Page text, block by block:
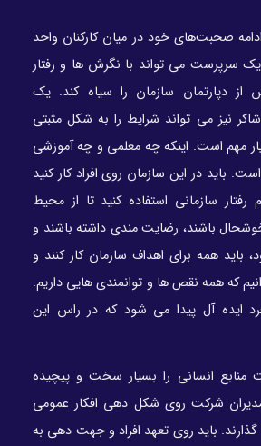
صحبت‌های خود در میان کارکنان واحد
سرپرست می تواند با نگرش ها و رفتار
دپارتمان سازمان را سیاه کند. یک
نیز می تواند شرایط را به شکل مثبتی
مهم است. اینکه چه معلمی و چه آموزشی
باید در این سازمان روی افراد کار کنید
رفتار سازمانی استفاده کنید تا از محیط
باشند، رضایت مندی داشته باشند و
باید همه برای اهداف سازمان کار کنند و
که همه نقص ها و توانمندی هایی داریم.
ایده آل پیدا می شود که در راس این
منابع انسانی را بسیار سخت و پیچیده
شرکت روی شکل دهی افکار عمومی
باید روی تعهد افراد و جهت دهی به